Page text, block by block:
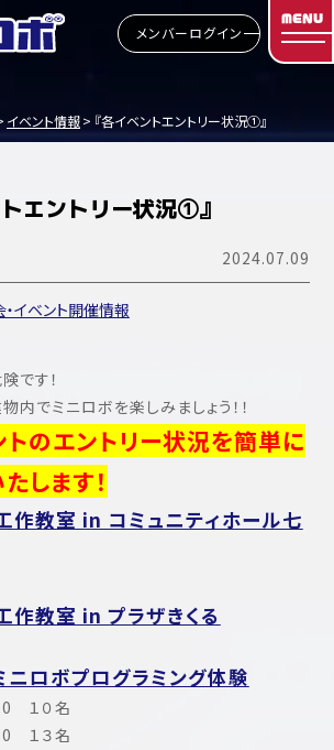
メンバーログイン
MENU
イベント情報 『各イベントエントリー状況①』
エントリー状況①』
2024.07.09
イベント開催情報
です！
内でミニロボを楽しみましょう！！
のエントリー状況を簡単に
します！
作教室 in コミュニティホール七
作教室 in プラザきくる
ニロボプログラミング体験
１０名
１３名